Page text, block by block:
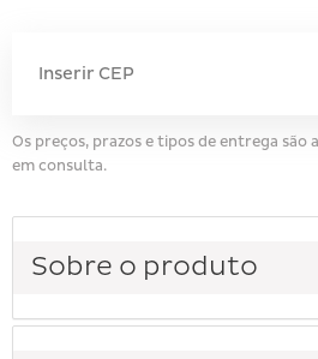
Os preços, prazos e tipos de entrega são
em consulta.
Sobre o produto